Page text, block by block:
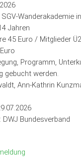
Wanderakademie
Jahren
45 Euro / Mitglieder
Programm,
gebucht werden.
Ann-Kathrin
Bundesverband